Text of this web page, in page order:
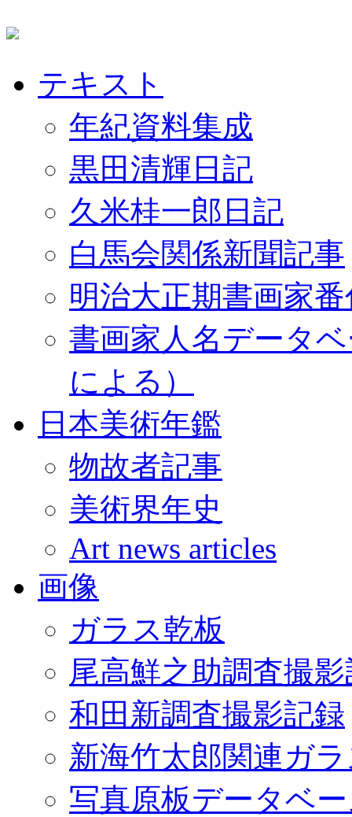
テキスト
年紀資料集成
黒田清輝日記
久米桂一郎日記
白馬会関係新聞記事
明治大正期書画家
書画家人名データ
による）
日本美術年鑑
物故者記事
美術界年史
Art news articles
画像
ガラス乾板
尾高鮮之助調査撮
和田新調査撮影記録
新海竹太郎関連ガ
写真原板データベ